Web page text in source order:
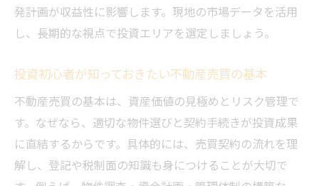
不動産売買を通じた利回りアップの実践例
利回り重視投資に最適な広島物件の特徴
不動産売買と投資回収期間の関係を理解す
る
広島県の物件選定で抑えたい回収期間の目
安
発計画が収益性に影響します。現地の市場データを活用
し、長期的な視点で投資エリアを選定しましょう。
投資初心者が知っておきたい不動産売買の基本
不動産売買の基本は、資産価値の見極めとリスク管理で
す。なぜなら、適切な物件選びと契約手続きが投資成果
に直結するからです。具体的には、売買契約の流れを理
解し、登記や税制面の知識も身につけることが大切で